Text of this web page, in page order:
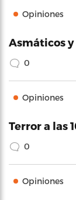
Opiniones
Asmáticos
0
Opiniones
Terror a las
0
Opiniones